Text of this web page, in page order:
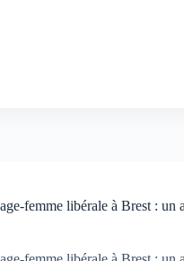
femme libérale à Brest : un